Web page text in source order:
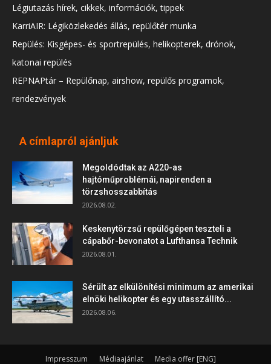
Légiutazás hírek, cikkek, információk, tippek
KarriAIR: Légiközlekedés állás, repülőtér munka
Repülés: Kisgépes- és sportrepülés, helikopterek, drónok,
katonai repülés
REPNAPtár – Repülőnap, airshow, repülős programok,
rendezvények
A címlapról ajánljuk
Megoldódtak az A220-as
hajtóműproblémái, napirenden a
törzshosszabbítás
2026.08.02.
Keskenytörzsű repülőgépen teszteli a
cápabőr-bevonatot a Lufthansa Technik
2026.08.01.
Sérült az elkülönítési minimum az amerikai
elnöki helikopter és egy utasszállító...
2026.08.06.
Impresszum Médiaajánlat Media offer [ENG]